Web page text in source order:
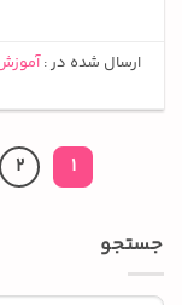
ارسال شده در :
1
2
جستجو